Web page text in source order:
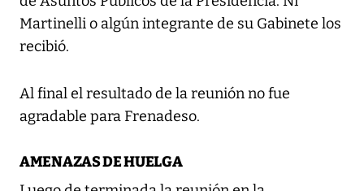
Martinelli o algún integrante de su Gabinete los
recibió.
Al final el resultado de la reunión no fue
agradable para Frenadeso.
AMENAZAS DE HUELGA